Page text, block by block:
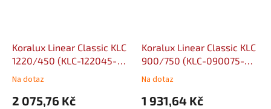
Koralux Linear Classic KLC
1220/450 (KLC-122045-
00-10)
Na dotaz
2 075,76 Kč
Koralux Linear Classic KLC
900/750 (KLC-090075-
00-10)
Na dotaz
1 931,64 Kč